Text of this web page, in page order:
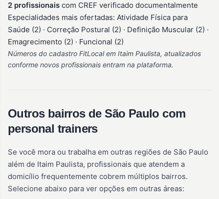
2 profissionais com CREF verificado documentalmente
Especialidades mais ofertadas: Atividade Física para
Saúde (2) · Correção Postural (2) · Definição Muscular (2) ·
Emagrecimento (2) · Funcional (2)
Números do cadastro FitLocal em Itaim Paulista, atualizados
conforme novos profissionais entram na plataforma.
Outros bairros de São Paulo com
personal trainers
Se você mora ou trabalha em outras regiões de São Paulo
além de Itaim Paulista, profissionais que atendem a
domicílio frequentemente cobrem múltiplos bairros.
Selecione abaixo para ver opções em outras áreas: